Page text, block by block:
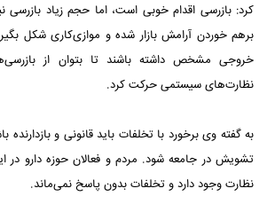
کرد: بازرسی اقدام خوبی است، اما حجم زیاد
برهم خوردن آرامش بازار شده و موازی‌کاری شکل
خروجی مشخص داشته باشند تا بتوان از
نظارت‌های سیستمی حرکت کرد.
به گفته وی برخورد با تخلفات باید قانونی و
تشویش در جامعه شود. مردم و فعالان حوزه دارو در
نظارت وجود دارد و تخلفات بدون پاسخ نمی‌ماند.